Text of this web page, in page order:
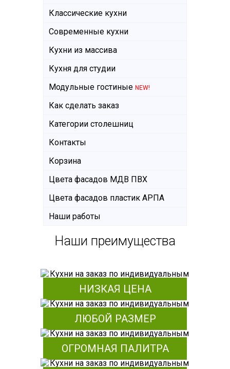
Классические кухни
Современные кухни
Кухни из массива
Кухня для студии
Модульные гостиные NEW!
Как сделать заказ
Категории столешниц
Контакты
Корзина
Цвета фасадов МДВ ПВХ
Цвета фасадов пластик АРПА
Наши работы
Наши преимущества
НИЗКАЯ ЦЕНА
ЛЮБОЙ РАЗМЕР
ОГРОМНАЯ ПАЛИТРА